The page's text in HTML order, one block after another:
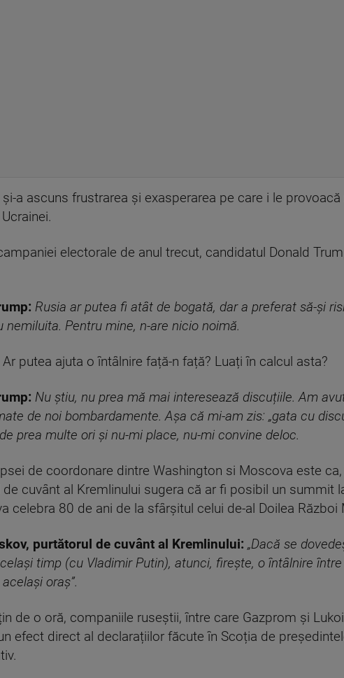
a ascuns frustrarea și exasperarea pe care i le
electorale de anul trecut, candidatul Donald
Rusia ar putea fi atât de bogată, dar a preferat să-și
nemiluita. Pentru mine, n-are nicio noimă.
Ar putea ajuta o întâlnire față-n față? Luați în calcul asta?
Nu știu, nu prea mă mai interesează discuțiile. Am
de noi bombardamente. Așa că mi-am zis: „gata cu
prea multe ori și nu-mi place, nu-mi convine deloc.
de coordonare dintre Washington si Moscova este
cuvânt al Kremlinului sugera că ar fi posibil un summit
celebra 80 de ani de la sfârșitul celui de-al Doilea Război
purtătorul de cuvânt al Kremlinului: „Dacă se
timp (cu Vladimir Putin), atunci, firește, o întâlnire
oraș”.
de o oră, companiile ruseștii, între care Gazprom și
efect direct al declarațiilor făcute în Scoția de